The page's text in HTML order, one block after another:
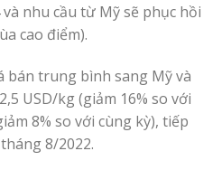
nhu cầu từ Mỹ sẽ phục hồi
cao điểm).
bán trung bình sang Mỹ và
USD/kg (giảm 16% so với
8% so với cùng kỳ), tiếp
8/2022.